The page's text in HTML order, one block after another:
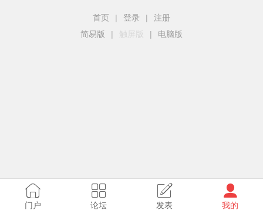
首页 | 登录 |
注册
简易版
| 触屏版 | 电脑版
门户 论坛 发表 我的